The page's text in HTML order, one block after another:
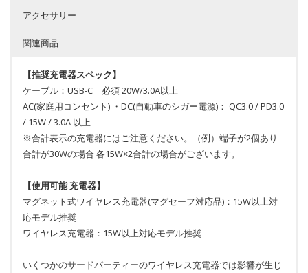
アクセサリー
関連商品
【推奨充電器スペック】
ケーブル：USB-C 必須 20W/3.0A以上
AC(家庭用コンセント) ・DC(自動車のシガー電源)： QC3.0 / PD3.0
/ 15W / 3.0A 以上
※合計表示の充電器にはご注意ください。（例）端子が2個あり
合計が30Wの場合 各15W×2合計の場合がございます。
【使用可能 充電器】
マグネット式ワイヤレス充電器(マグセーフ対応品)：15W以上対
応モデル推奨
ワイヤレス充電器：15W以上対応モデル推奨
いくつかのサードパーティーのワイヤレス充電器では影響が生じ